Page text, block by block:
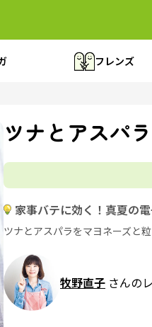
フレンズ
ツナとアスパ
家事バテに効く！真夏の
ツナとアスパラをマヨネーズと
牧野直子 さんの